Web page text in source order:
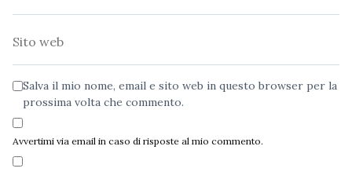
Salva il mio nome, email e sito web in questo browser per la
prossima volta che commento.
Avvertimi via email in caso di risposte al mio commento.